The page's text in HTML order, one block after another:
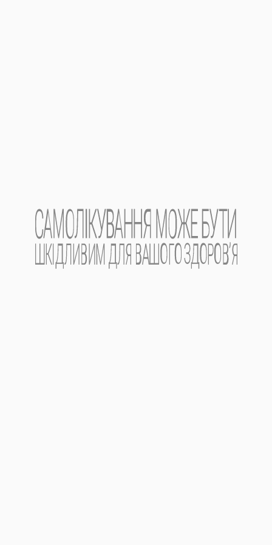
Місцезнаходження виробника та його адреса
сця провадження діяльності.
Україна, 04080, м. Київ, вул. Кирилівська, 74.